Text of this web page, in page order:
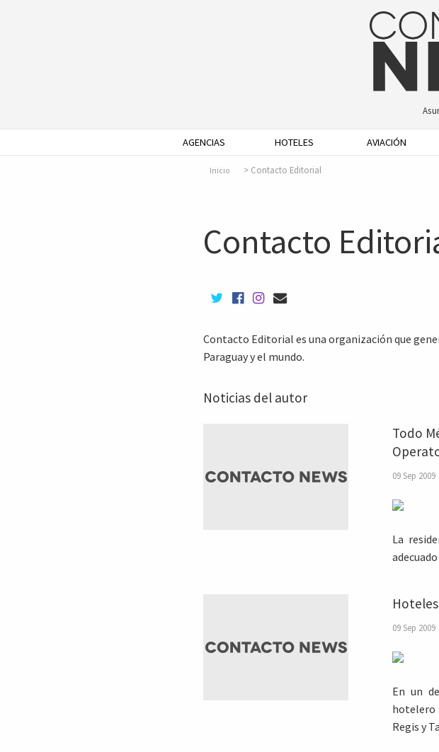
AGENCIAS HOTELES AVIACIÓN
Inicio Contacto Editorial
Contacto
Contacto Editorial es una organización que
Paraguay y el mundo.
Noticias del autor
Todo
09 Sep 2009
La
09 Sep 2009
En un
hotelero
Regis y